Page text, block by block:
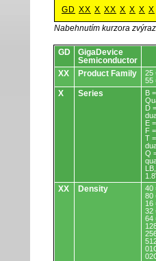
GD XX X XX X X X X
Nabehnutím kurzora
Obvody.
GD
GigaDevice
Semiconductor
XX
Product Family
25
55
X Series
B
D
E
F
T
Q
XX Density
40
80
16
32
64